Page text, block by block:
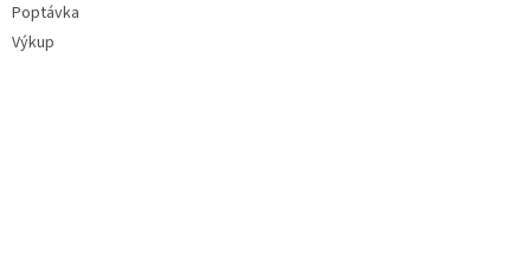
Poptávka
Výkup